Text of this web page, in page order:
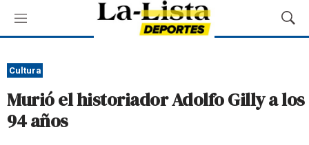
M
e
ú
M
o
a
r
Cultura
Murió el historiador Adolfo Gilly a los
94 años